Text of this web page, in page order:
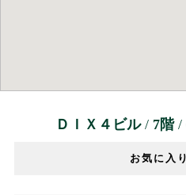
ＤＩＸ４ビル / 7階 /
お気に入